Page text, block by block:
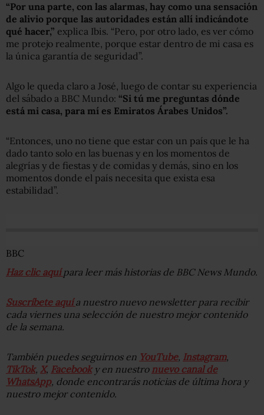
“Por una parte, con las alarmas, hay como una sensación
de alivio porque las autoridades están allí indicándote
qué hacer,” explica Ibis. “Pero, por otro lado, es ver cómo
me protejo realmente, porque estar dentro de mi casa es
la única garantía de seguridad”.
Algo le queda claro a José, luego de contar su experiencia
del sábado a BBC Mundo: “Si tú me preguntas dónde
está mi casa, para mí es Emiratos Árabes Unidos”.
“Entonces, uno no tiene que estar con un país que le ha
dado tanto solo en las buenas y en los momentos de
alegrías y de fiestas y de comidas y demás, sino en los
momentos donde el país necesita que exista esa
estabilidad”.
BBC
Haz clic aquípara leer más historias de BBC News Mundo.
Suscríbete aquía nuestro nuevo newsletter para recibir
cada viernes una selección de nuestro mejor contenido
de la semana.
También puedes seguirnos en YouTube, Instagram,
TikTok, X, Facebooky en nuestro nuevo canal de
WhatsApp, donde encontrarás noticias de última hora y
nuestro mejor contenido.